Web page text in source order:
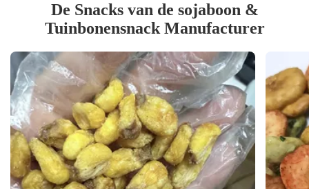
De Snacks van de sojaboon &
Tuinbonensnack Manufacturer